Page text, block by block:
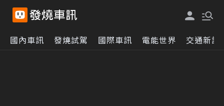
國內車訊 發燒試駕 國際車訊 電能世界 交通新訊